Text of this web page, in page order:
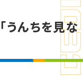
うんちを見な